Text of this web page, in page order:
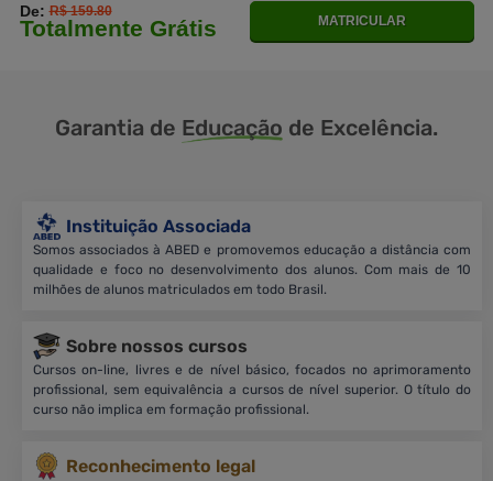
De:R$ 159.80
Totalmente Grátis MATRICULAR
Garantia de Educação de Excelência.
Instituição Associada
Somos associados à ABED e promovemos educação a distância com
qualidade e foco no desenvolvimento dos alunos. Com mais de 10
milhões de alunos matriculados em todo Brasil.
Sobre nossos cursos
Cursos on-line, livres e de nível básico, focados no aprimoramento
profissional, sem equivalência a cursos de nível superior. O título do
curso não implica em formação profissional.
Reconhecimento legal